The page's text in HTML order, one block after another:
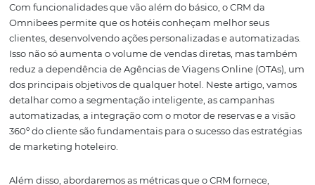
também transforma dados em estratégias de
eficazes. Este artigo explora como o CRM da Omnibees
destaca no marketing para hotéis, ajudando as marcas
tornarem memoráveis e a fortalecerem seus
com os hóspedes.
Com funcionalidades que vão além do básico, o CRM da
Omnibees permite que os hotéis conheçam melhor
clientes, desenvolvendo ações personalizadas e
Isso não só aumenta o volume de vendas diretas, mas